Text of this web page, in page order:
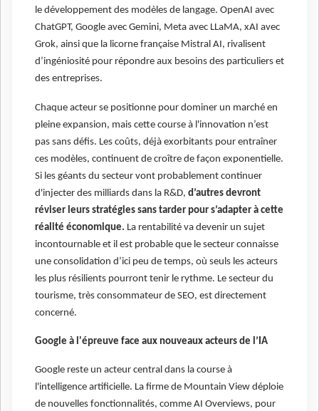
le développement des modèles de langage. OpenAI avec
ChatGPT, Google avec Gemini, Meta avec LLaMA, xAI avec
Grok, ainsi que la licorne française Mistral AI, rivalisent
d’ingéniosité pour répondre aux besoins des particuliers et
des entreprises.
Chaque acteur se positionne pour dominer un marché en
pleine expansion, mais cette course à l'innovation n’est
pas sans défis. Les coûts, déjà exorbitants pour entraîner
ces modèles, continuent de croître de façon exponentielle.
Si les géants du secteur vont probablement continuer
d'injecter des milliards dans la R&D, d’autres devront
réviser leurs stratégies sans tarder pour s’adapter à cette
réalité économique. La rentabilité va devenir un sujet
incontournable et il est probable que le secteur connaisse
une consolidation d’ici peu de temps, où seuls les acteurs
les plus résilients pourront tenir le rythme. Le secteur du
tourisme, très consommateur de SEO, est directement
concerné.
Google à l'épreuve face aux nouveaux acteurs de l’IA
Google reste un acteur central dans la course à
l'intelligence artificielle. La firme de Mountain View déploie
de nouvelles fonctionnalités, comme AI Overviews, pour